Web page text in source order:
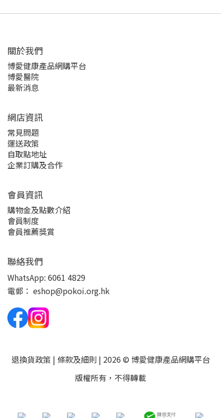
關於我們‎
博愛健康產品網購平台
博愛醫院
最新消息
網店資訊
常見問題
運送政策
自取點地址
企業訂購及合作
會員資訊
購物金及點數介紹
會員制度
會員推薦獎賞
聯絡我們
WhatsApp: 6061 4829
電郵： eshop@pokoi.org.hk
退換貨政策 | 條款及細則 | 2026 © 博愛健康產品網購平台
版權所有，不得轉載